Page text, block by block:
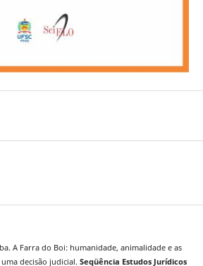
A Farra do Boi: humanidade, animalidade e as
decisão judicial. Seqüência Estudos Jurídicos